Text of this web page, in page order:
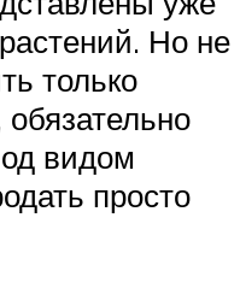
Но не
только
видом
просто